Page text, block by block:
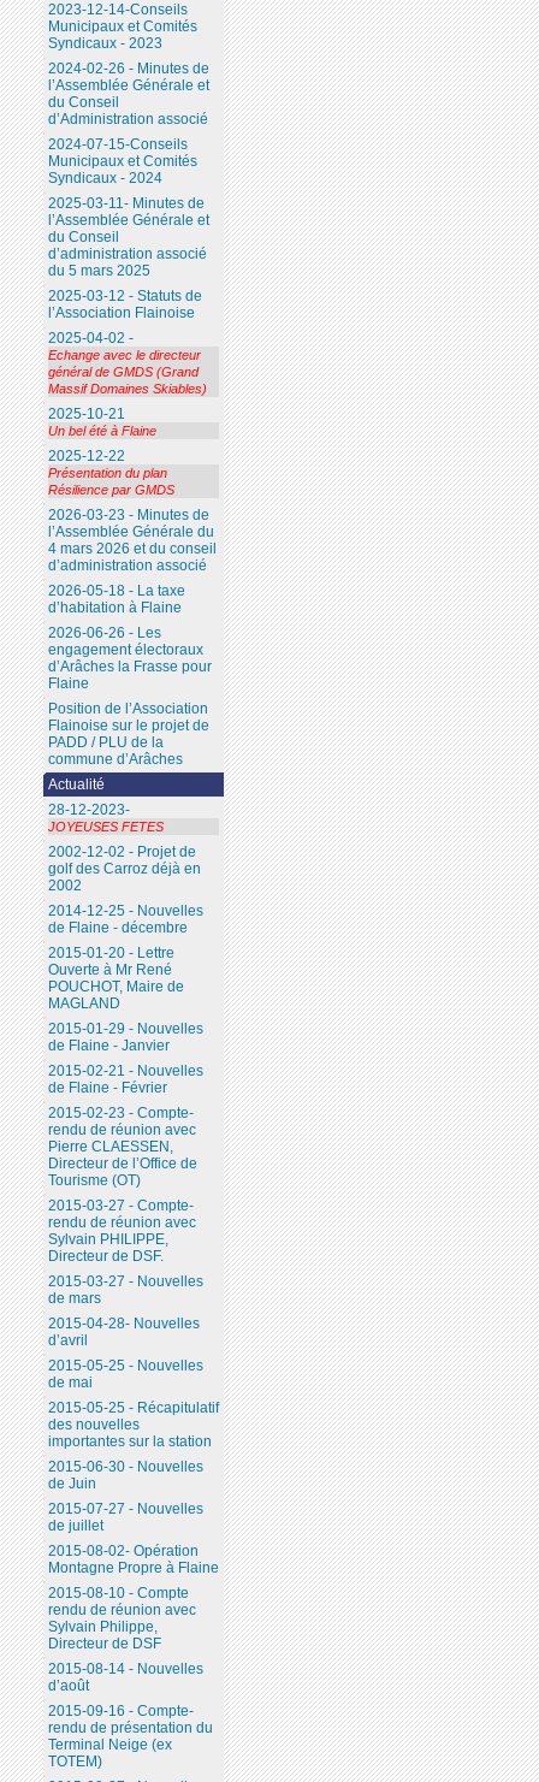
2023-12-14-Conseils
Municipaux et Comités
Syndicaux - 2023
2024-02-26 - Minutes de
l’Assemblée Générale et
du Conseil
d’Administration associé
2024-07-15-Conseils
Municipaux et Comités
Syndicaux - 2024
2025-03-11- Minutes de
l’Assemblée Générale et
du Conseil
d’administration associé
du 5 mars 2025
2025-03-12 - Statuts de
l’Association Flainoise
2025-04-02 -
Echange avec le directeur
général de GMDS (Grand
Massif Domaines Skiables)
2025-10-21
Un bel été à Flaine
2025-12-22
Présentation du plan
Résilience par GMDS
2026-03-23 - Minutes de
l’Assemblée Générale du
4 mars 2026 et du conseil
d’administration associé
2026-05-18 - La taxe
d’habitation à Flaine
2026-06-26 - Les
engagement électoraux
d’Arâches la Frasse pour
Flaine
Position de l’Association
Flainoise sur le projet de
PADD / PLU de la
commune d’Arâches
Actualité
28-12-2023-
JOYEUSES FETES
2002-12-02 - Projet de
golf des Carroz déjà en
2002
2014-12-25 - Nouvelles
de Flaine - décembre
2015-01-20 - Lettre
Ouverte à Mr René
POUCHOT, Maire de
MAGLAND
2015-01-29 - Nouvelles
de Flaine - Janvier
2015-02-21 - Nouvelles
de Flaine - Février
2015-02-23 - Compte-
rendu de réunion avec
Pierre CLAESSEN,
Directeur de l’Office de
Tourisme (OT)
2015-03-27 - Compte-
rendu de réunion avec
Sylvain PHILIPPE,
Directeur de DSF.
2015-03-27 - Nouvelles
de mars
2015-04-28- Nouvelles
d’avril
2015-05-25 - Nouvelles
de mai
2015-05-25 - Récapitulatif
des nouvelles
importantes sur la station
2015-06-30 - Nouvelles
de Juin
2015-07-27 - Nouvelles
de juillet
2015-08-02- Opération
Montagne Propre à Flaine
2015-08-10 - Compte
rendu de réunion avec
Sylvain Philippe,
Directeur de DSF
2015-08-14 - Nouvelles
d’août
2015-09-16 - Compte-
rendu de présentation du
Terminal Neige (ex
TOTEM)